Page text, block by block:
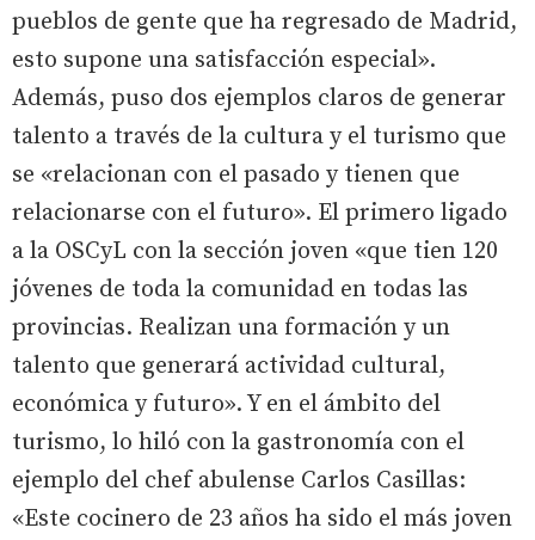
pueblos de gente que ha regresado de Madrid,
esto supone una satisfacción especial».
Además, puso dos ejemplos claros de generar
talento a través de la cultura y el turismo que
se «relacionan con el pasado y tienen que
relacionarse con el futuro». El primero ligado
a la OSCyL con la sección joven «que tien 120
jóvenes de toda la comunidad en todas las
provincias. Realizan una formación y un
talento que generará actividad cultural,
económica y futuro». Y en el ámbito del
turismo, lo hiló con la gastronomía con el
ejemplo del chef abulense Carlos Casillas:
«Este cocinero de 23 años ha sido el más joven